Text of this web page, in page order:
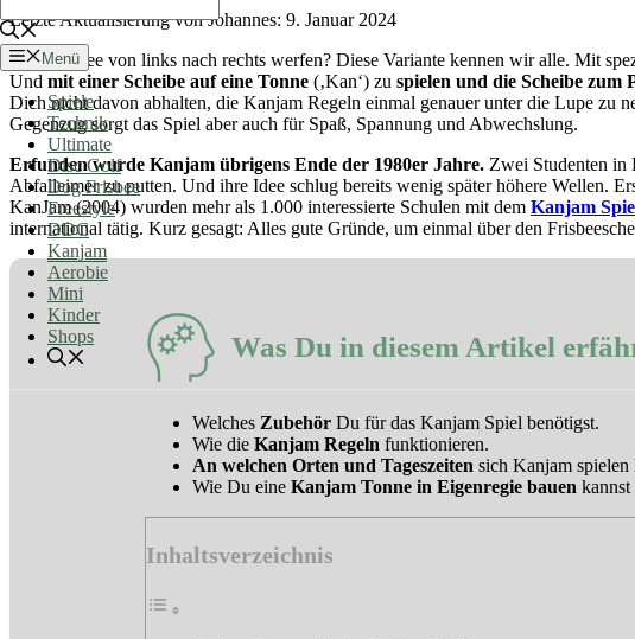
Menü
Spiele
Technik
Ultimate
Disc Golf
Dog Frisbee
Freestyle
DDC
Kanjam
Aerobie
Mini
Kinder
Shops
9. Januar 2024
Eine Frisbee von links nach rechts werfen? Diese Variante kennen wir alle. Mit
Und mit einer Scheibe auf eine Tonne (‚Kan‘) zu spielen und die Scheibe zum
Dich nicht davon abhalten, die Kanjam Regeln einmal genauer unter die Lupe
Gegenzug sorgt das Spiel aber auch für Spaß, Spannung und Abwechslung.
Erfunden wurde Kanjam übrigens Ende der 1980er Jahre. Zwei Studenten in
Abfalleimer zu putten. Und ihre Idee schlug bereits wenig später höhere Wellen.
KanJam (2004) wurden mehr als 1.000 interessierte Schulen mit dem Kanjam
international tätig. Kurz gesagt: Alles gute Gründe, um einmal über den
Was Du in diesem Artikel
Welches Zubehör Du für das Kanjam Spiel benötigst.
Wie die Kanjam Regeln funktionieren.
An welchen Orten und Tageszeiten sich Kanjam spielen
Wie Du eine Kanjam Tonne in Eigenregie bauen kannst
Inhaltsverzeichnis